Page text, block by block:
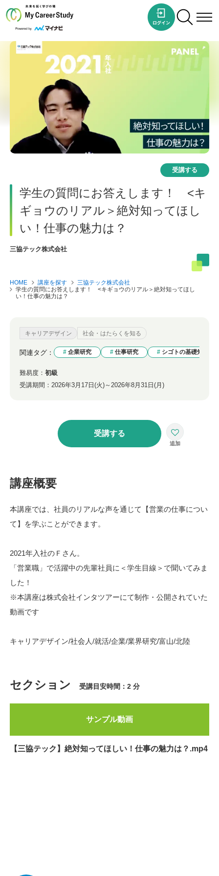
受講する
学生の質問にお答えします！ <キ
ギョウのリアル＞絶対知ってほし
い！仕事の魅力は？
三協テック株式会社
HOME 講座を探す
三協テック株式会社
学生の質問にお答えします！ <キギョウのリアル＞絶対知ってほし
い！仕事の魅力は？
キャリアデザイン 社会・はたらくを知る
関連タグ： 企業研究 仕事研究 シゴトの基礎知識
難易度： 初級
受講期間： 2026年3月17日(火)～2026年8月31日(月)
受講する
講座概要
本講座では、社員のリアルな声を通じて【営業の仕事につい
て】を学ぶことができます。
2021年入社のＦさん。
「営業職」で活躍中の先輩社員に＜学生目線＞で聞いてみま
した！
※本講座は株式会社インタツアーにて制作・公開されていた
動画です
キャリアデザイン/社会人/就活/企業/業界研究/富山/北陸
セクション 受講目安時間：2 分
サンプル動画
【三協テック】絶対知ってほしい！仕事の魅力は？.mp4